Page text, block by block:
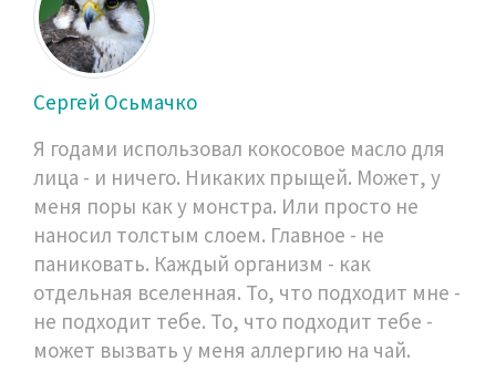
Сергей Осьмачко
Я годами использовал кокосовое масло для
лица - и ничего. Никаких прыщей. Может, у
меня поры как у монстра. Или просто не
наносил толстым слоем. Главное - не
паниковать. Каждый организм - как
отдельная вселенная. То, что подходит мне -
не подходит тебе. То, что подходит тебе -
может вызвать у меня аллергию на чай.